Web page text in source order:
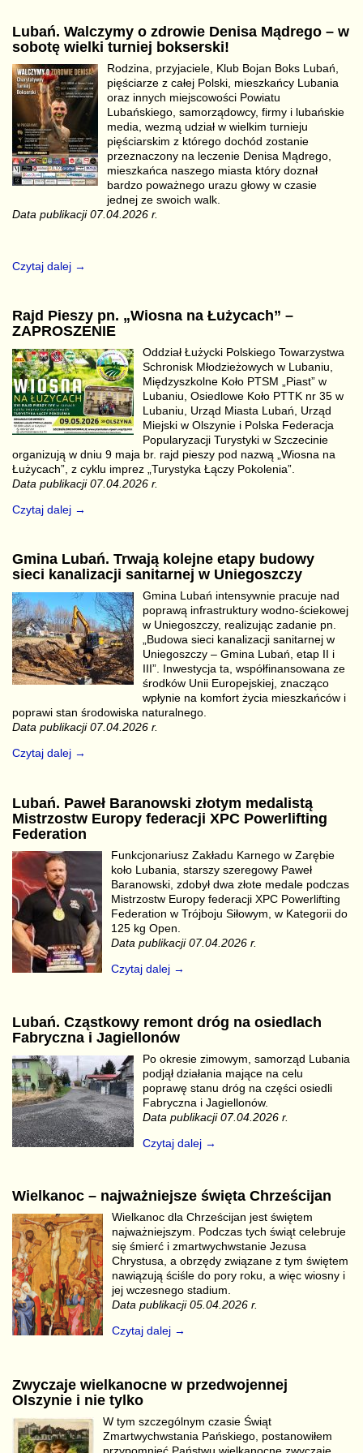
Lubań. Walczymy o zdrowie Denisa Mądrego – w
sobotę wielki turniej bokserski!
Rodzina, przyjaciele, Klub Bojan Boks Lubań,
pięściarze z całej Polski, mieszkańcy Lubania
oraz innych miejscowości Powiatu
Lubańskiego, samorządowcy, firmy i lubańskie
media, wezmą udział w wielkim turnieju
pięściarskim z którego dochód zostanie
przeznaczony na leczenie Denisa Mądrego,
mieszkańca naszego miasta który doznał
bardzo poważnego urazu głowy w czasie
jednej ze swoich walk.
Data publikacji 07.04.2026 r.
Czytaj dalej →
Rajd Pieszy pn. „Wiosna na Łużycach” –
ZAPROSZENIE
Oddział Łużycki Polskiego Towarzystwa
Schronisk Młodzieżowych w Lubaniu,
Międzyszkolne Koło PTSM „Piast” w
Lubaniu, Osiedlowe Koło PTTK nr 35 w
Lubaniu, Urząd Miasta Lubań, Urząd
Miejski w Olszynie i Polska Federacja
Popularyzacji Turystyki w Szczecinie
organizują w dniu 9 maja br. rajd pieszy pod nazwą „Wiosna na
Łużycach”, z cyklu imprez „Turystyka Łączy Pokolenia”.
Data publikacji 07.04.2026 r.
Czytaj dalej →
Gmina Lubań. Trwają kolejne etapy budowy
sieci kanalizacji sanitarnej w Uniegoszczy
Gmina Lubań intensywnie pracuje nad
poprawą infrastruktury wodno-ściekowej
w Uniegoszczy, realizując zadanie pn.
„Budowa sieci kanalizacji sanitarnej w
Uniegoszczy – Gmina Lubań, etap II i
III”. Inwestycja ta, współfinansowana ze
środków Unii Europejskiej, znacząco
wpłynie na komfort życia mieszkańców i
poprawi stan środowiska naturalnego.
Data publikacji 07.04.2026 r.
Czytaj dalej →
Lubań. Paweł Baranowski złotym medalistą
Mistrzostw Europy federacji XPC Powerlifting
Federation
Funkcjonariusz Zakładu Karnego w Zarębie
koło Lubania, starszy szeregowy Paweł
Baranowski, zdobył dwa złote medale podczas
Mistrzostw Europy federacji XPC Powerlifting
Federation w Trójboju Siłowym, w Kategorii do
125 kg Open.
Data publikacji 07.04.2026 r.
Czytaj dalej →
Lubań. Cząstkowy remont dróg na osiedlach
Fabryczna i Jagiellonów
Po okresie zimowym, samorząd Lubania
podjął działania mające na celu
poprawę stanu dróg na części osiedli
Fabryczna i Jagiellonów.
Data publikacji 07.04.2026 r.
Czytaj dalej →
Wielkanoc – najważniejsze święta Chrześcijan
Wielkanoc dla Chrześcijan jest świętem
najważniejszym. Podczas tych świąt celebruje
się śmierć i zmartwychwstanie Jezusa
Chrystusa, a obrzędy związane z tym świętem
nawiązują ściśle do pory roku, a więc wiosny i
jej wczesnego stadium.
Data publikacji 05.04.2026 r.
Czytaj dalej →
Zwyczaje wielkanocne w przedwojennej
Olszynie i nie tylko
W tym szczególnym czasie Świąt
Zmartwychwstania Pańskiego, postanowiłem
przypomnieć Państwu wielkanocne zwyczaje